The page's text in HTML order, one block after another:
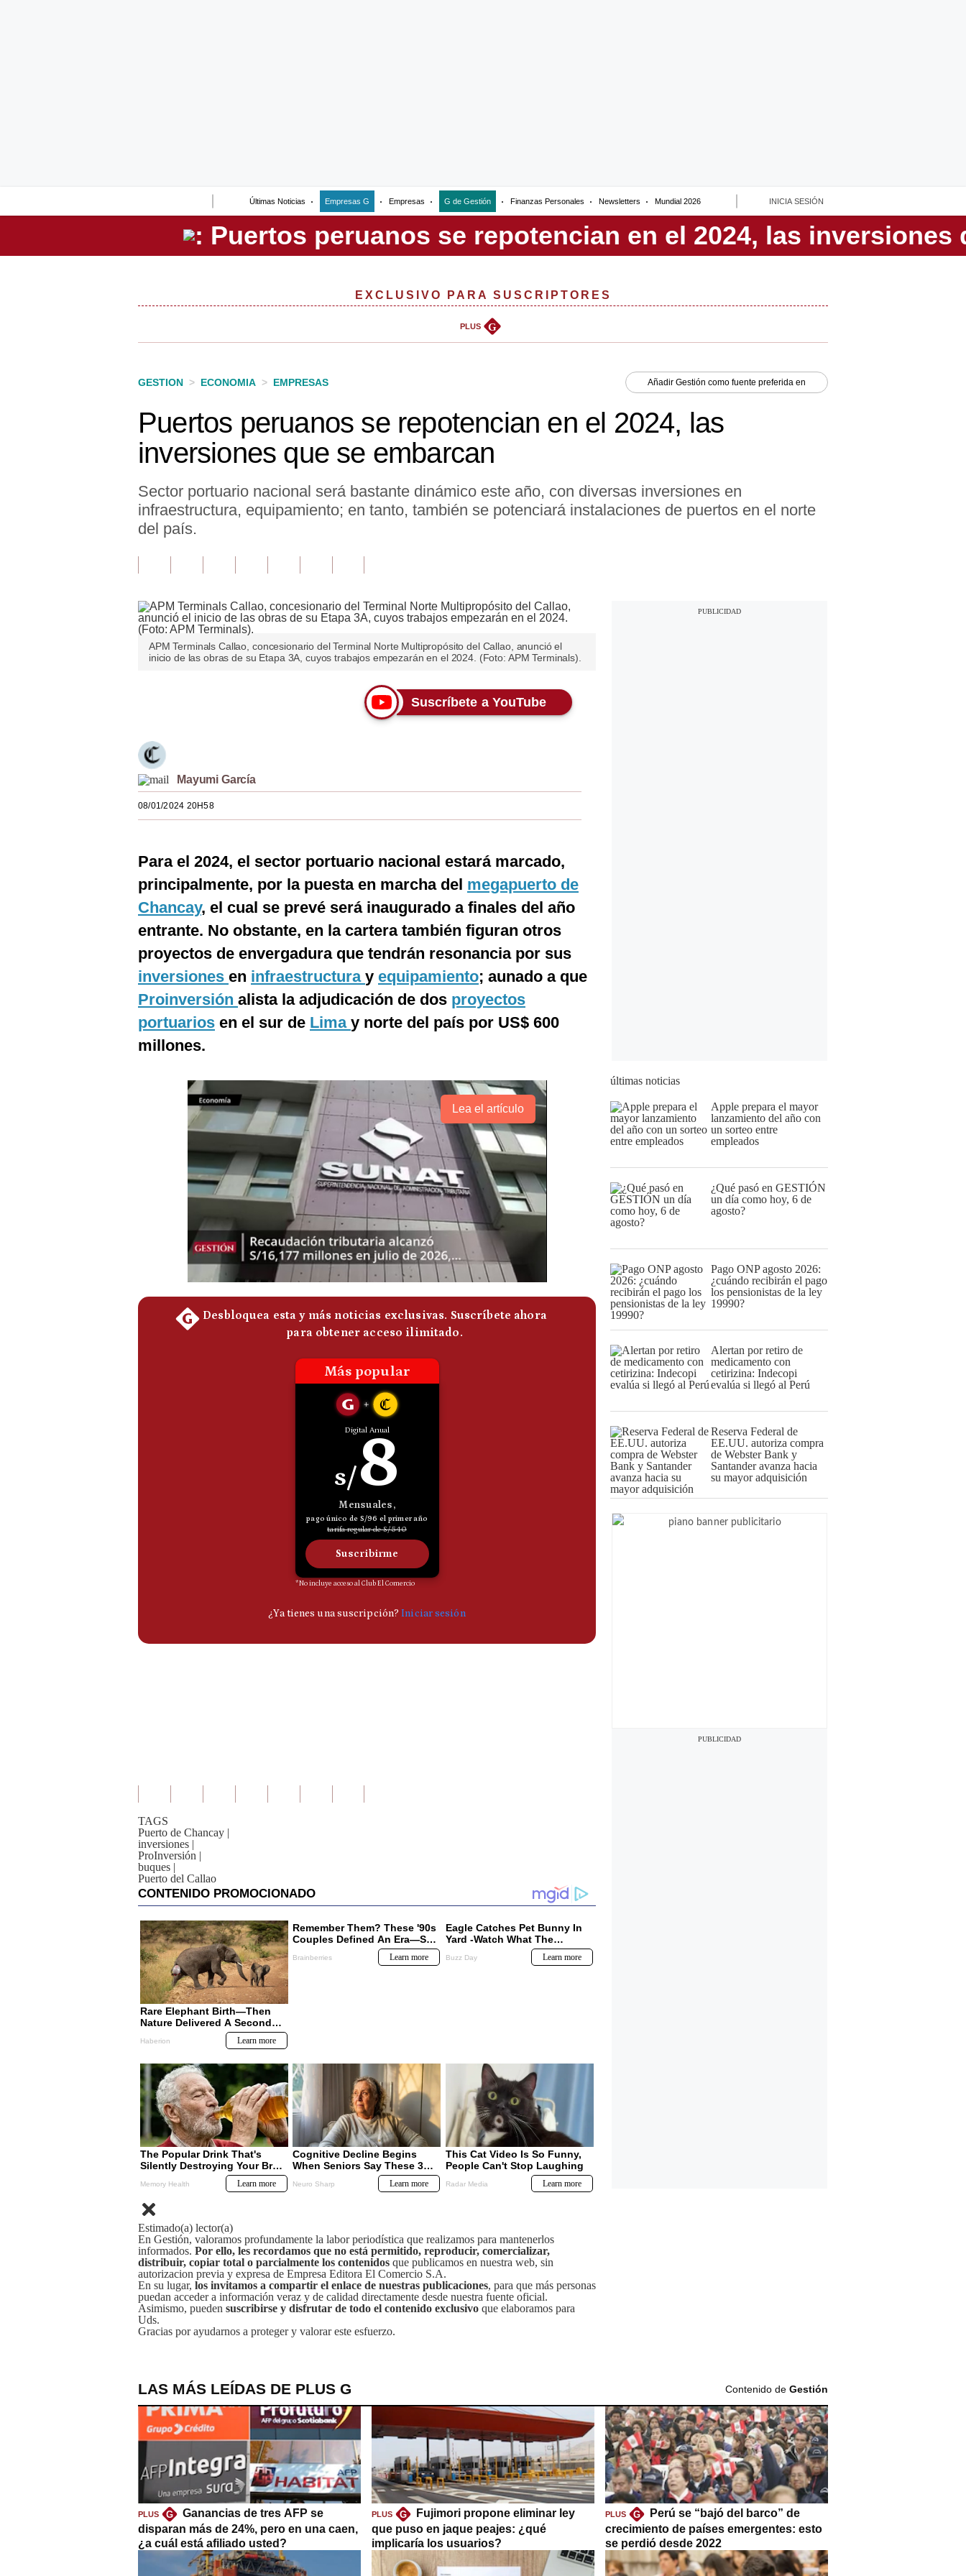
Últimas Noticias Empresas G Empresas G de Gestión Finanzas Personales Newsletters Mundial 2026 INICIA SESIÓN
Perú
EXCLUSIVO PARA SUSCRIPTORES
PLUS G
GESTION > ECONOMIA > EMPRESAS Añadir Gestión como fuente preferida en
Puertos peruanos se repotencian en el 2024, las
inversiones que se embarcan
Sector portuario nacional será bastante dinámico este año, con diversas inversiones en
infraestructura, equipamiento; en tanto, también se potenciará instalaciones de puertos en el norte
del país.
APM Terminals Callao, concesionario del Terminal Norte Multipropósito del Callao, anunció el
inicio de las obras de su Etapa 3A, cuyos trabajos empezarán en el 2024. (Foto: APM Terminals).
Suscríbete a YouTube
Mayumi García
08/01/2024 20H58
Para el 2024, el sector portuario nacional estará marcado,
principalmente, por la puesta en marcha del megapuerto de
Chancay, el cual se prevé será inaugurado a finales del año
entrante. No obstante, en la cartera también figuran otros
proyectos de envergadura que tendrán resonancia por sus
inversiones en infraestructura y equipamiento; aunado a que
Proinversión alista la adjudicación de dos proyectos
portuarios en el sur de Lima y norte del país por US$ 600
millones.
Lea el artículo
TAGS
Puerto de Chancay |
inversiones |
ProInversión |
buques |
Puerto del Callao
Estimado(a) lector(a)
En Gestión, valoramos profundamente la labor periodística que realizamos para mantenerlos
informados. Por ello, les recordamos que no está permitido, reproducir, comercializar,
distribuir, copiar total o parcialmente los contenidos que publicamos en nuestra web, sin
autorizacion previa y expresa de Empresa Editora El Comercio S.A.
En su lugar, los invitamos a compartir el enlace de nuestras publicaciones, para que más personas
puedan acceder a información veraz y de calidad directamente desde nuestra fuente oficial.
Asimismo, pueden suscribirse y disfrutar de todo el contenido exclusivo que elaboramos para
Uds.
Gracias por ayudarnos a proteger y valorar este esfuerzo.
últimas noticias
Apple prepara el mayor
lanzamiento del año con
un sorteo entre
empleados
¿Qué pasó en GESTIÓN
un día como hoy, 6 de
agosto?
Pago ONP agosto 2026:
¿cuándo recibirán el pago
los pensionistas de la ley
19990?
Alertan por retiro de
medicamento con
cetirizina: Indecopi
evalúa si llegó al Perú
Reserva Federal de
EE.UU. autoriza compra
de Webster Bank y
Santander avanza hacia
su mayor adquisición
LAS MÁS LEÍDAS DE PLUS G Contenido de Gestión
PLUS G
Ganancias de tres AFP se
disparan más de 24%, pero en una caen,
¿a cuál está afiliado usted?
PLUS G
Fujimori propone eliminar ley
que puso en jaque peajes: ¿qué
implicaría los usuarios?
PLUS G
Perú se “bajó del barco” de
crecimiento de países emergentes: esto
se perdió desde 2022